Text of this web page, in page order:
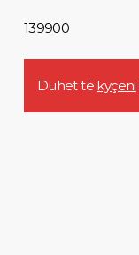
139900
Duhet të kyçeni